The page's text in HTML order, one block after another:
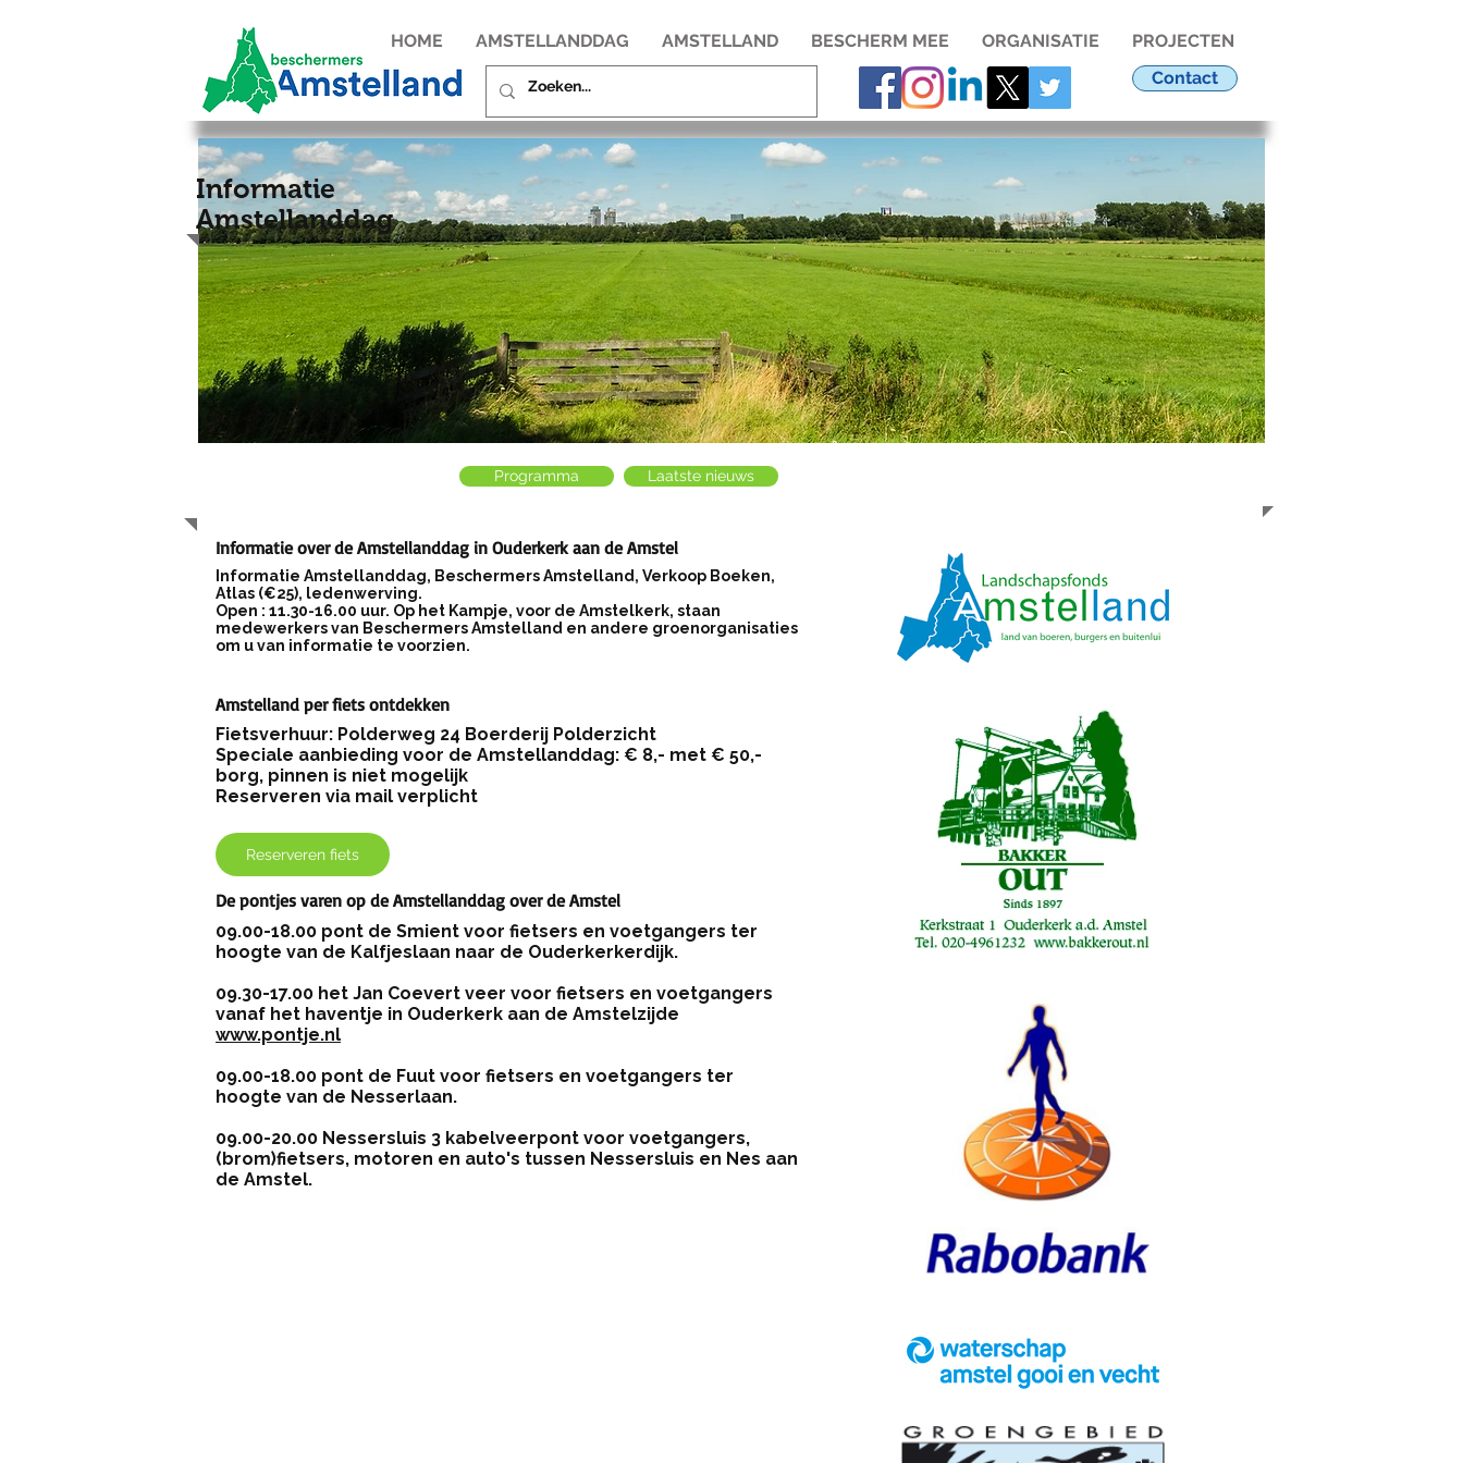
HOME AMSTELLANDDAG AMSTELLAND BESCHERM MEE ORGANISATIE
PROJECTEN
Contact
Informatie
Amstellanddag
Programma Laatste nieuws
Informatie over de Amstellanddag in Ouderkerk aan de Amstel
Informatie Amstellanddag, Beschermers Amstelland, Verkoop Boeken,
Atlas (€25), ledenwerving.
Open : 11.30-16.00 uur. Op het Kampje, voor de Amstelkerk, staan
medewerkers van Beschermers Amstelland en andere groenorganisaties
om u van informatie te voorzien.
Amstelland per fiets ontdekken
Fietsverhuur: Polderweg 24 Boerderij Polderzicht
Speciale aanbieding voor de Amstellanddag: € 8,- met € 50,-
borg, pinnen is niet mogelijk
Reserveren via mail verplicht
Reserveren fiets
De pontjes varen op de Amstellanddag over de Amstel
09.00-18.00 pont de Smient voor fietsers en voetgangers ter
hoogte van de Kalfjeslaan naar de Ouderkerkerdijk.
09.30-17.00 het Jan Coevert veer voor fietsers en voetgangers
vanaf het haventje in Ouderkerk aan de Amstelzijde
www.pontje.nl
09.00-18.00 pont de Fuut voor fietsers en voetgangers ter
hoogte van de Nesserlaan.
09.00-20.00 Nessersluis 3 kabelveerpont voor voetgangers,
(brom)fietsers, motoren en auto's tussen Nessersluis en Nes aan
de Amstel.